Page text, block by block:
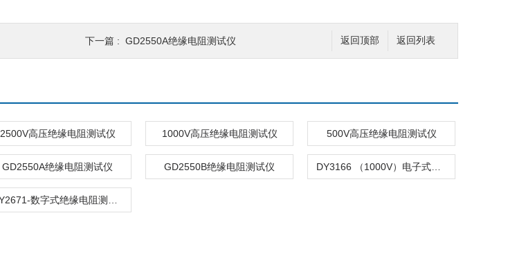
返回列表
返回顶部
下一篇 : GD2550A绝缘电阻测试仪
2500V高压绝缘电阻测试仪 1000V高压绝缘电阻测试仪 500V高压绝缘电阻测试仪
GD2550A绝缘电阻测试仪 GD2550B绝缘电阻测试仪